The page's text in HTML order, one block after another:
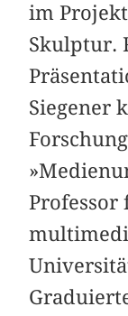
im
Skulptur.
Siegener
Professor